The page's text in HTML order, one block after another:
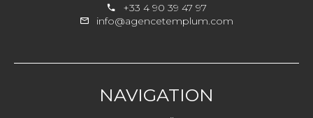
+33 4 90 39 47 97
info@agencetemplum.com
NAVIGATION